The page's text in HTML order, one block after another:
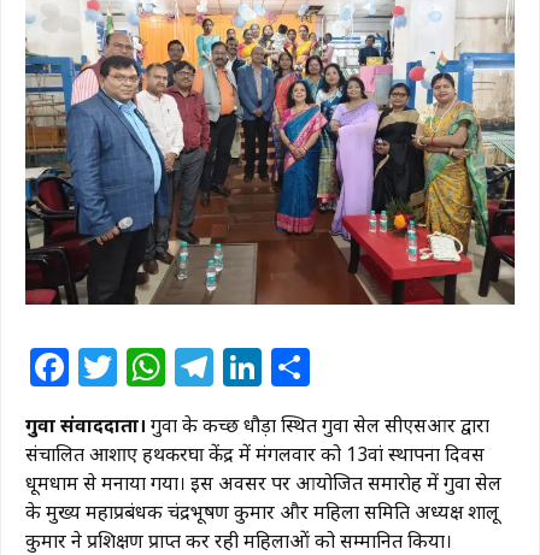
Facebook
Twitter
WhatsApp
Telegram
LinkedIn
गुवा संवाददाता। गुवा के कच्छी धौड़ा स्थित गुवा सेल सीएसआर द्वारा
संचालितआशाएं हथकरघा केंद्रमें मंगलवार को 13वां स्थापना दिवस
धूमधाम से मनाया गया। इस अवसर पर आयोजित समारोह में गुवा सेल
के मुख्य महाप्रबंधक चंद्रभूषण कुमार और महिला समिति अध्यक्ष शालू
कुमार ने प्रशिक्षण प्राप्त कर रही महिलाओं को सम्मानित किया।